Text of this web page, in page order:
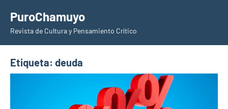
contenido
PuroChamuyo
Revista de Cultura y Pensamiento Crítico
Etiqueta: deuda